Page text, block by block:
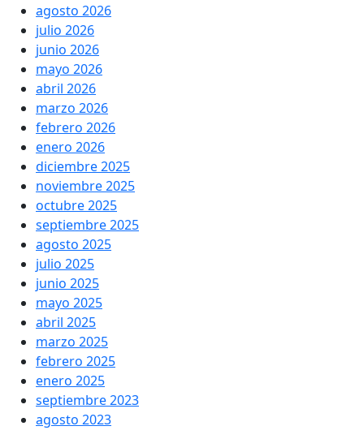
agosto 2026
julio 2026
junio 2026
mayo 2026
abril 2026
marzo 2026
febrero 2026
enero 2026
diciembre 2025
noviembre 2025
octubre 2025
septiembre 2025
agosto 2025
julio 2025
junio 2025
mayo 2025
abril 2025
marzo 2025
febrero 2025
enero 2025
septiembre 2023
agosto 2023